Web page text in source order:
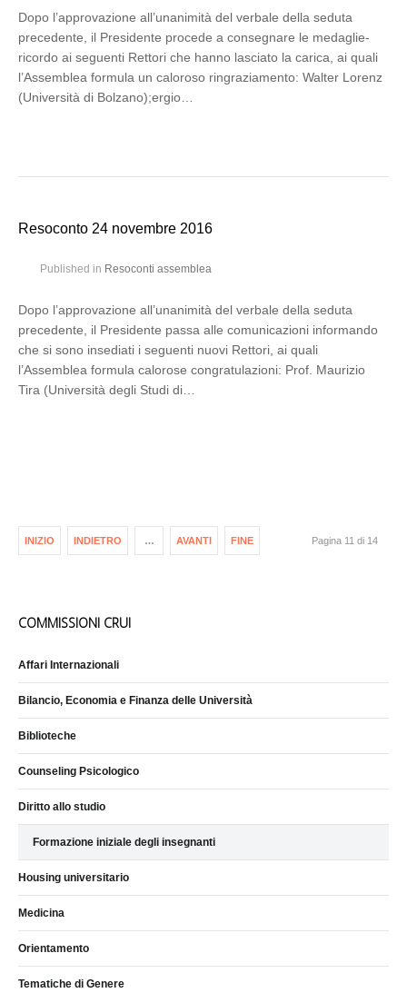
Dopo l’approvazione all’unanimità del verbale della seduta
precedente, il Presidente procede a consegnare le medaglie-
ricordo ai seguenti Rettori che hanno lasciato la carica, ai quali
l’Assemblea formula un caloroso ringraziamento: Walter Lorenz
(Università di Bolzano);ergio…
Resoconto 24 novembre 2016
Published in Resoconti assemblea
Dopo l’approvazione all’unanimità del verbale della seduta
precedente, il Presidente passa alle comunicazioni informando
che si sono insediati i seguenti nuovi Rettori, ai quali
l’Assemblea formula calorose congratulazioni: Prof. Maurizio
Tira (Università degli Studi di…
INIZIO INDIETRO … AVANTI FINE Pagina 11 di 14
COMMISSIONI CRUI
Affari Internazionali
Bilancio, Economia e Finanza delle Università
Biblioteche
Counseling Psicologico
Diritto allo studio
Formazione iniziale degli insegnanti
Housing universitario
Medicina
Orientamento
Tematiche di Genere